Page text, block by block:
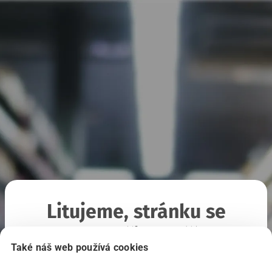
Také náš web používá cookies
Litujeme, stránku se